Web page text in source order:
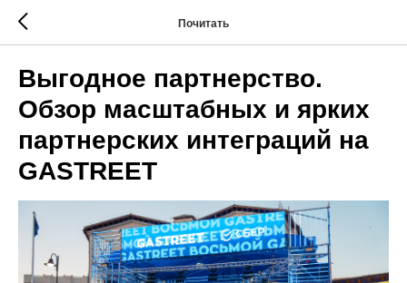
Почитать
Выгодное партнерство.
Обзор масштабных и ярких
партнерских интеграций на
GASTREET